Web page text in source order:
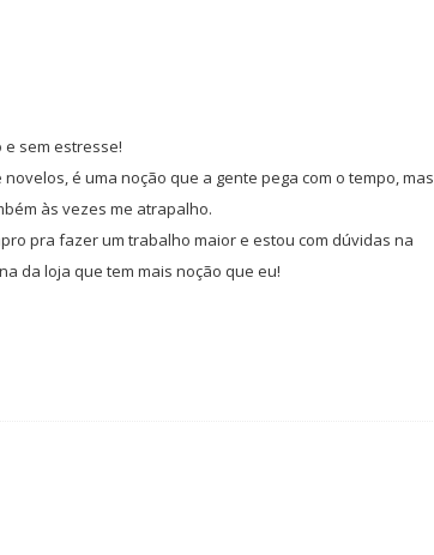
e sem estresse!
é uma noção que a gente pega com o tempo, mas
às vezes me atrapalho.
pra fazer um trabalho maior e estou com dúvidas na
da loja que tem mais noção que eu!